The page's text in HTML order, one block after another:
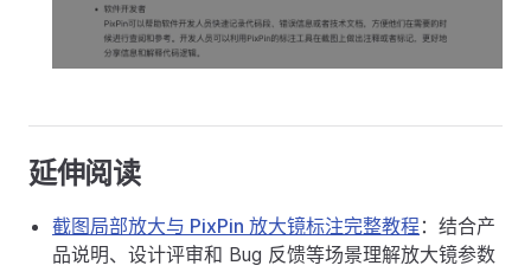
延伸阅读
截图局部放大与 PixPin 放大镜标注完整教程 ：结合产
品说明、设计评审和 Bug 反馈等场景理解放大镜参数